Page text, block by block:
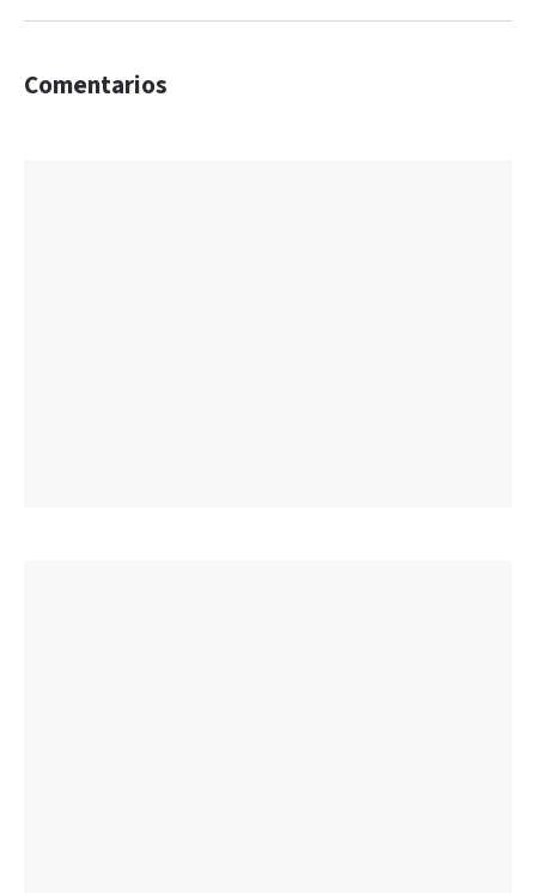
Comentarios